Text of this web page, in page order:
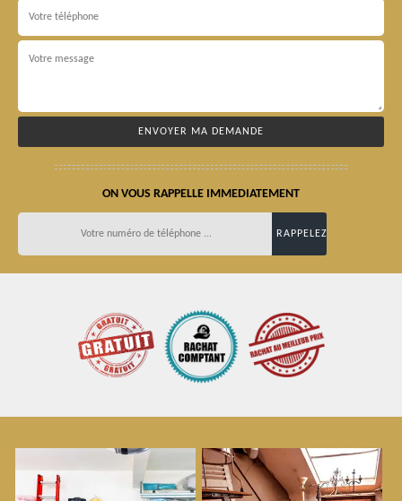
ON VOUS RAPPELLE IMMEDIATEMENT